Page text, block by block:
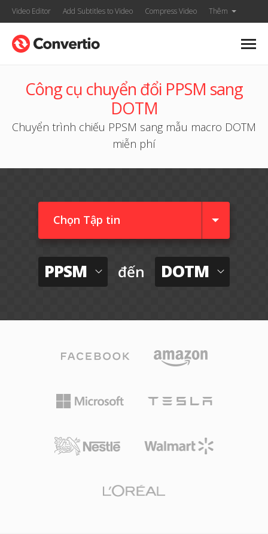
Video Editor Add Subtitles to Video Compress Video Thêm
Công cụ chuyển đổi PPSM sang
DOTM
Chuyển trình chiếu PPSM sang mẫu macro DOTM
miễn phí
Chọn Tập tin
PPSM đến DOTM